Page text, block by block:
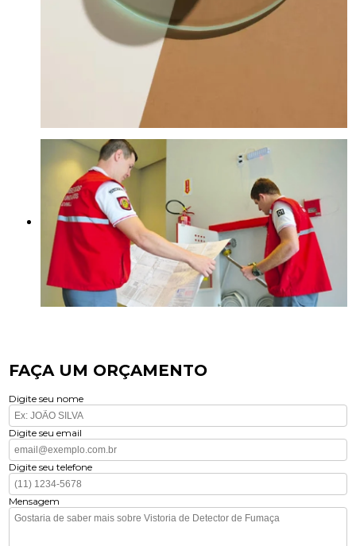
FAÇA UM ORÇAMENTO
Digite seu nome
Digite seu email
Digite seu telefone
Mensagem